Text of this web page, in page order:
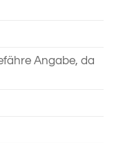
Angabe, da